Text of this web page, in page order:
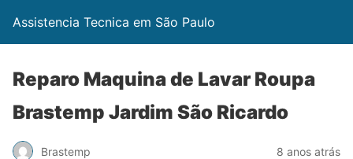
Assistencia Tecnica em São Paulo
Reparo Maquina de Lavar Roupa
Brastemp Jardim São Ricardo
Brastemp 8 anos atrás